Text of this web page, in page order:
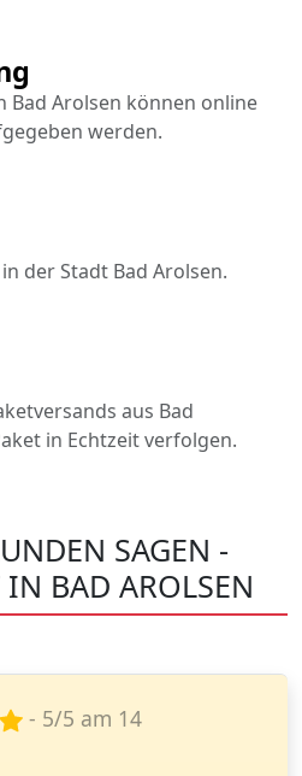
Bad Arolsen können online
werden.
aus Bad
in Echtzeit verfolgen.
der Stadt Bad Arolsen.
SAGEN -
BAD AROLSEN
- 5/5 am 26